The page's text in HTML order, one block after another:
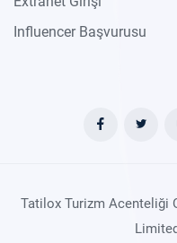
Influencer Başvurusu
Tatilox Turizm Acenteliği